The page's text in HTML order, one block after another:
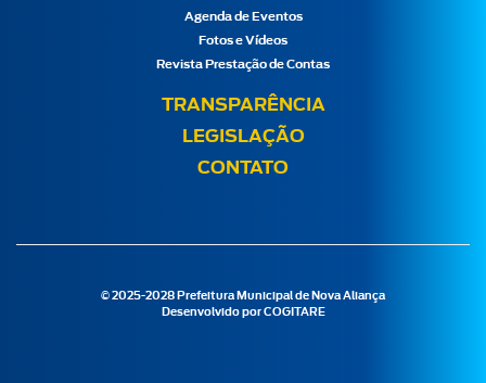
Agenda de Eventos
Fotos e Vídeos
Revista Prestação de Contas
TRANSPARÊNCIA
LEGISLAÇÃO
CONTATO
© 2025-2028 Prefeitura Municipal de Nova Aliança
Desenvolvido por COGITARE